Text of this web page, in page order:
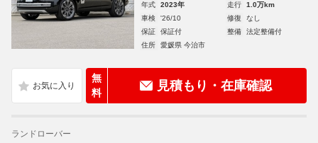
年式 2023年 走行
1.0万km
車検
'26/10 修復
なし
保証
保証付 整備
法定整備付
住所
愛媛県 今治市
無
料
見積もり・在庫確認
ランドローバー